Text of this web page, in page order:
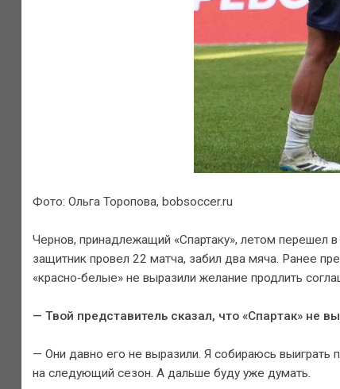
Фото: Ольга Торопова, bobsoccer.ru
Чернов, принадлежащий «Спартаку», летом перешел
защитник провел 22 матча, забил два мяча. Ранее
«красно‑белые» не выразили желание продлить
— Твой представитель сказал, что «Спартак» не
— Они давно его не выразили. Я собираюсь
на следующий сезон. А дальше буду уже думать.